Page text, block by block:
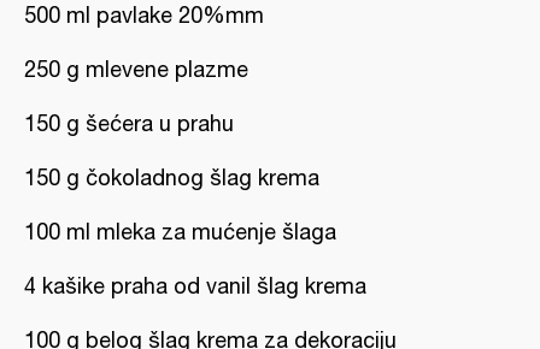
500 ml pavlake 20%mm
250 g mlevene plazme
150 g šećera u prahu
150 g čokoladnog šlag krema
100 ml mleka za mućenje šlaga
4 kašike praha od vanil šlag krema
100 g belog šlag krema za dekoraciju